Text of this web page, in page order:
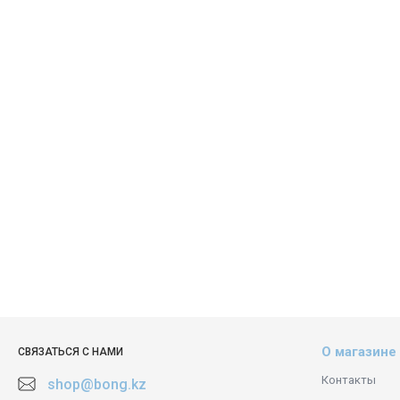
СВЯЗАТЬСЯ С НАМИ
shop@bong.kz
О магазине
Контакты